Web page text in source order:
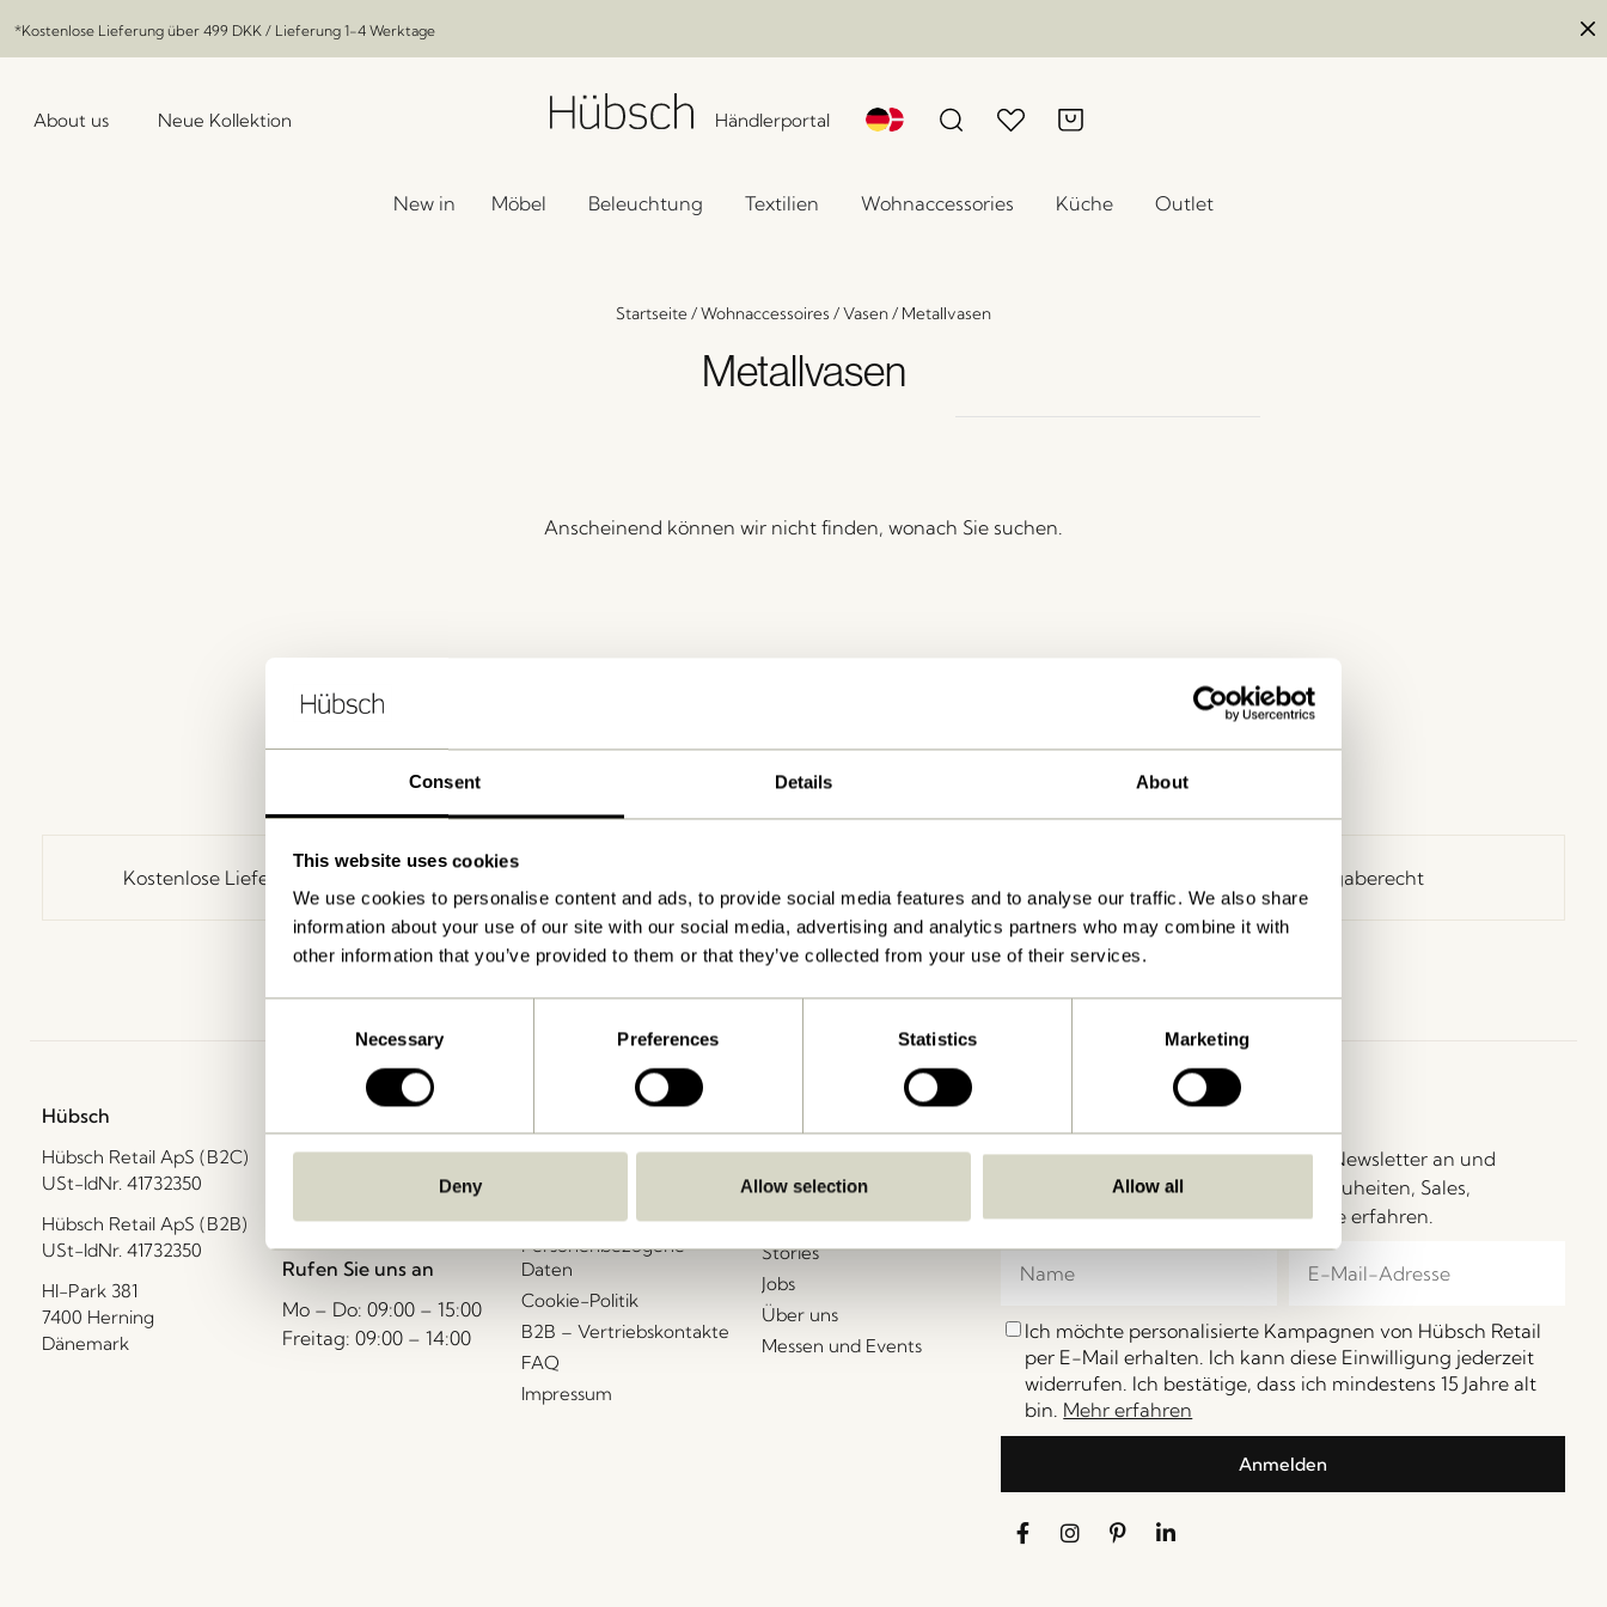
Consent Details About
This website uses cookies
We use cookies to personalise content and ads, to provide social media features and to analyse our traffic. We also share
information about your use of our site with our social media, advertising and analytics partners who may combine it with
other information that you’ve provided to them or that they’ve collected from your use of their services.
Necessary Preferences Statistics Marketing
Deny Allow selection Allow all
*Kostenlose Lieferung über 499 DKK / Lieferung 1-4 Werktage
About us Neue Kollektion Händlerportal
New in Möbel Beleuchtung Textilien Wohnaccessories Küche Outlet
Startseite/Wohnaccessoires /Vasen/ Metallvasen
Metallvasen
Anscheinend können wir nicht finden, wonach Sie suchen.
Kostenlose Lieferung über 30 Tage Rückgaberecht
Hübsch
Hübsch Retail ApS (B2C)
USt-IdNr. 41732350
Hübsch Retail ApS (B2B)
USt-IdNr. 41732350
HI-Park 381
7400 Herning
Dänemark
+45 4422 6888
interior.com
Rufen Sie uns an
Mo – Do: 09:00 – 15:00
Freitag: 09:00 – 14:00
Allgemeine
Lieferung und Rückgabe
Personenbezogene
Daten
Cookie-Politik
B2B – Vertriebskontakte
FAQ
Impressum
Neuheiten
Über uns
Messen und Events
Stories
Jobs
Über uns
Messen und Events
Melden Sie sich für unseren Hübsch-Newsletter an und
gehören Sie zu den Ersten, die von Neuheiten, Sales,
Veranstaltungen und Sonderangebote erfahren.
Ich möchte personalisierte Kampagnen von Hübsch Retail
per E-Mail erhalten. Ich kann diese Einwilligung jederzeit
widerrufen. Ich bestätige, dass ich mindestens 15 Jahre alt
bin. Mehr erfahren
Anmelden